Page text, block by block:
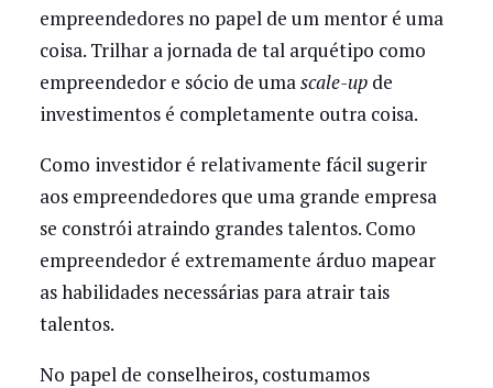
empreendedores no papel de um mentor é uma
coisa. Trilhar a jornada de tal arquétipo como
empreendedor e sócio de umascale-upde
investimentos é completamente outra coisa.
Como investidor é relativamente fácil sugerir
aos empreendedores que uma grande empresa
se constrói atraindo grandes talentos. Como
empreendedor é extremamente árduo mapear
as habilidades necessárias para atrair tais
talentos.
No papel de conselheiros, costumamos